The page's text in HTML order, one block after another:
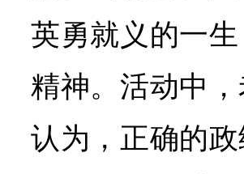
英勇就义的一
精神。活动中
认为，正确的